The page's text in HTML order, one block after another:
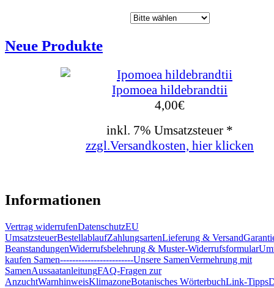
Neue Produkte
Ipomoea hildebrandtii
4,00€
inkl. 7% Umsatzsteuer *
zzgl.Versandkosten, hier klicken
Informationen
Vertrag widerrufenDatenschutzEU
UmsatzsteuerBestellablaufZahlungsartenLieferung & Versand
BeanstandungenWiderrufsbelehrung & Muster-Widerrufsformular
kaufen Samen------------------------Unsere SamenVermehrung mit
SamenAussaatanleitungFAQ-Fragen zur
AnzuchtWarnhinweisKlimazoneBotanisches WörterbuchLink-Tipps